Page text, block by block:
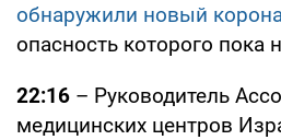
обнаружили новый
опасность которого пока
22:16 – Руководитель
медицинских центров